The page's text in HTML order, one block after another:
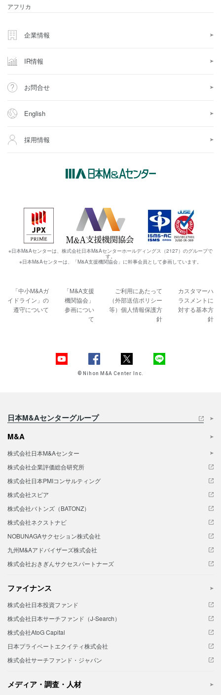
アフリカ
企業情報
IR情報
お問合せ
English
採用情報
※日本M&Aセンターは、株式会社日本M&Aセンターホールディングス（2127）のグループで
す。
※日本M&Aセンターは、「M&A支援機関協会」に幹事会員として参画しています。
「中小M&Aガ
イドライン」の
遵守について
「M&A支援
機関協会」
参画につい
て
ご利用にあたって
（外部送信ポリシー
等）個人情報保護方
針
カスタマーハ
ラスメントに
対する基本方
針
© Nihon M&A Center Inc.
日本M&Aセンターグループ
M&A
株式会社日本M&Aセンター
株式会社企業評価総合研究所
株式会社日本PMIコンサルティング
株式会社スピア
株式会社バトンズ（BATONZ）
株式会社ネクストナビ
NOBUNAGAサクセション株式会社
九州M&Aアドバイザーズ株式会社
株式会社おきぎんサクセスパートナーズ
ファイナンス
株式会社日本投資ファンド
株式会社日本サーチファンド（J-Search）
株式会社AtoG Capital
日本プライベートエクイティ株式会社
株式会社サーチファンド・ジャパン
メディア・調査・人材